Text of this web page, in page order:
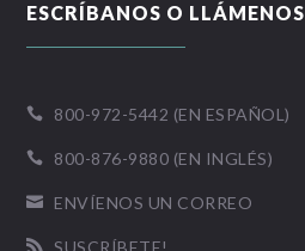
ESCRÍBANOS O LLÁMENOS
 800-972-5442 (EN ESPAÑOL)
 800-876-9880 (EN INGLÉS)
 ENVÍENOS UN CORREO
 SUSCRÍBETE!